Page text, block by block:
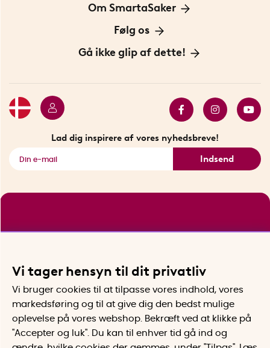
Information om cookies
Privatlivspolitik
Om SmartaSaker
Om os
Vores historie
Følg os
Opfindere
Gå ikke glip af dette!
Lad dig inspirere af vores nyhedsbreve!
Indsend
Vi tager hensyn til dit privatliv
Vi bruger cookies til at tilpasse vores indhold, vores
markedsføring og til at give dig den bedst mulige
oplevelse på vores webshop. Bekræft ved at klikke på
"Accepter og luk". Du kan til enhver tid gå ind og